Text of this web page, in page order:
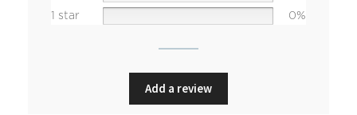
1 star
0%
Add a review